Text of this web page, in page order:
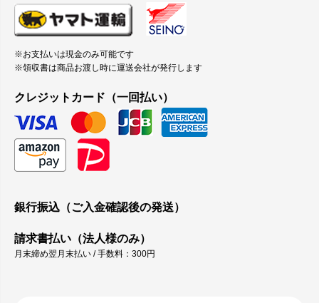
※お支払いは現金のみ可能です
※領収書は商品お渡し時に運送会社が発行します
クレジットカード（一回払い）
銀行振込（ご入金確認後の発送）
請求書払い（法人様のみ）
月末締め翌月末払い / 手数料：300円